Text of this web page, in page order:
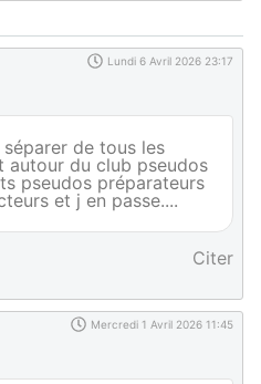
Lundi 6 Avril 2026 23:17
de tous les
autour du club pseudos
pseudos préparateurs
et j en passe....
Citer
Mercredi 1 Avril 2026 11:45